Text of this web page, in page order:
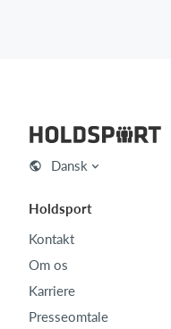
Dansk
Holdsport
Kontakt
Om os
Karriere
Presseomtale